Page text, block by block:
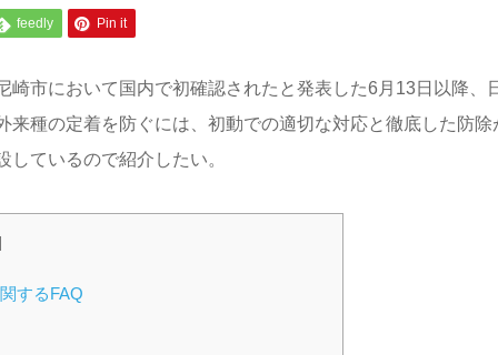
feedly Pin it
市において国内で初確認されたと発表した6月13日以降、
種の定着を防ぐには、初動での適切な対応と徹底した防除
ているので紹介したい。
するFAQ